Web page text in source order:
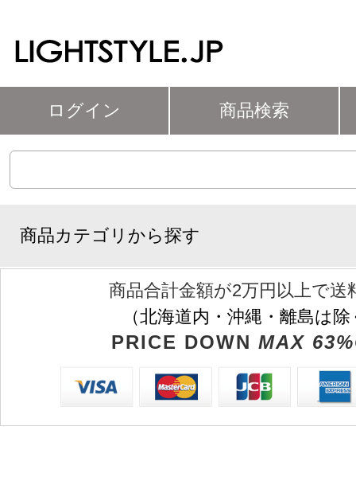
ログイン 商品検索
商品カテゴリから探す
商品合計金額が2万円以上で送
（北海道内・沖縄・離島は
PRICE DOWN MAX